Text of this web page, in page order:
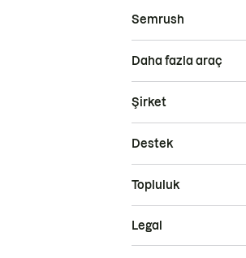
Semrush
Daha fazla araç
Şirket
Destek
Topluluk
Legal